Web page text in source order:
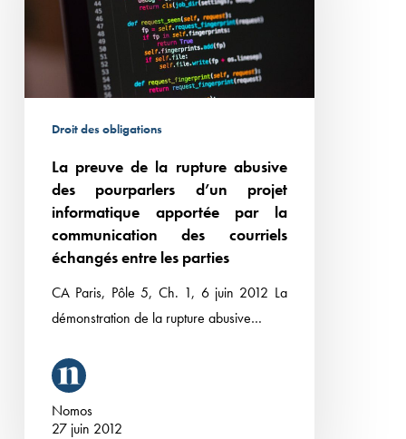
rupture
abusive
pourparlers d’un
apportée
communication
courriels
échangés
Droit des obligations
La preuve de la rupture abusive
des pourparlers d’un projet
informatique apportée par la
communication des courriels
échangés entre les parties
CA Paris, Pôle 5, Ch. 1, 6 juin 2012 La
démonstration de la rupture abusive…
Nomos
27 juin 2012